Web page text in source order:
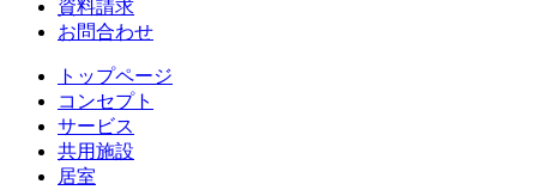
資料請求
お問合わせ
トップページ
コンセプト
サービス
共用施設
居室